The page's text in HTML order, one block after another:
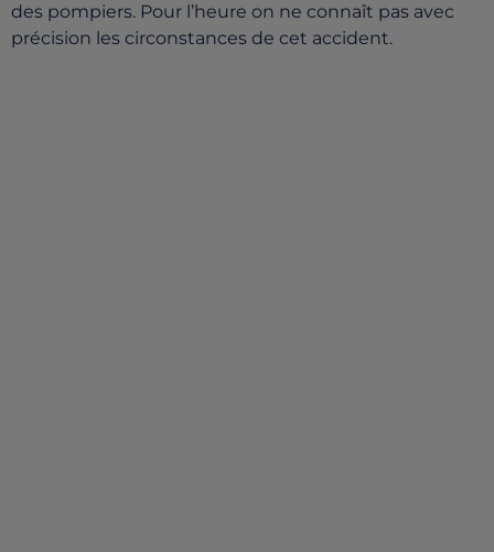
des pompiers. Pour l’heure on ne connaît pas avec
précision les circonstances de cet accident.